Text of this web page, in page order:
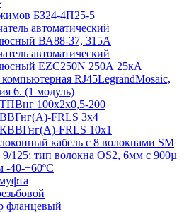
БЗ24-4П25-5
автоматический
ВА88-37, 315А
автоматический
EZC250N 250А 25кА
компьютерная RJ45LegrandMosaic,
6. (1 модуль)
100х2х0,5-200
FRLS 3х4
FRLS 10х1
кабель с 8 волокнами SM
125; тип волокна OS2, 6мм с 900µ
-40-+60ºC
фланцевый